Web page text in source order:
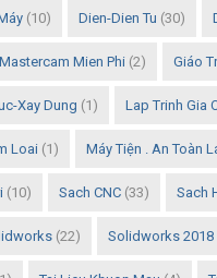
(10) Dien-Dien Tu (30)
Mien Phi (2) Giáo
Xay Dung (1) Lap Trinh Gia
Loai (1) Máy Tiện . An Toàn
(10) Sach CNC (33) Sach
(22) Solidworks 2018